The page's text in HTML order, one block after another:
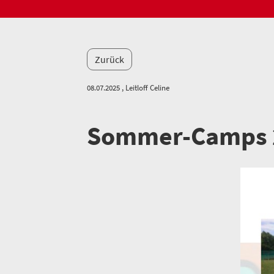
Zurück
08.07.2025 , Leitloff Celine
Sommer-Camps